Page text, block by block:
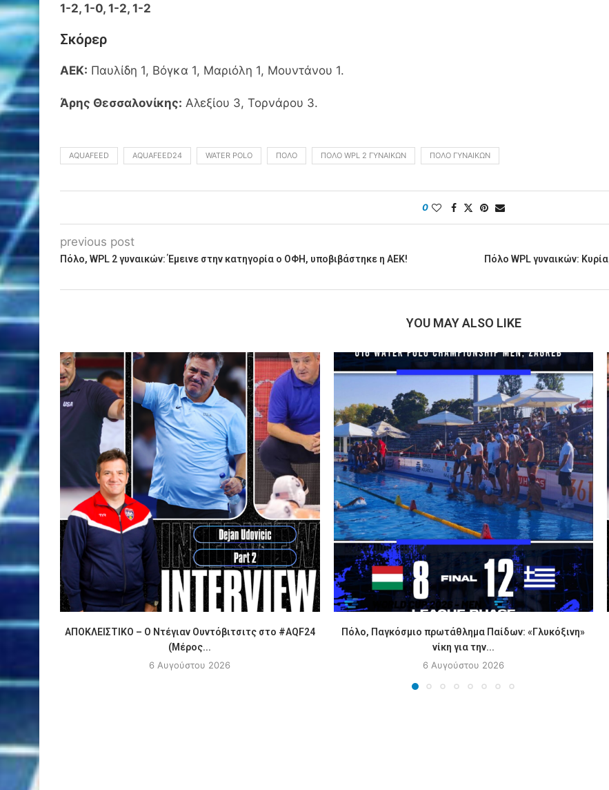
1-2, 1-0, 1-2, 1-2
Σκόρερ
ΑΕΚ: Παυλίδη 1, Βόγκα 1, Μαριόλη 1, Μουντάνου 1.
Άρης Θεσσαλονίκης: Αλεξίου 3, Τορνάρου 3.
AQUAFEED AQUAFEED24 WATER POLO ΠΌΛΟ ΠΌΛΟ WPL 2 ΓΥΝΑΙΚΏΝ ΠΌΛΟ ΓΥΝΑΙΚΏΝ
0
previous post
Πόλο, WPL 2 γυναικών: Έμεινε στην κατηγορία ο ΟΦΗ, υποβιβάστηκε η ΑΕΚ!
Πόλο WPL γυναικών:
YOU MAY ALSO LIKE
ΑΠΟΚΛΕΙΣΤΙΚΟ – Ο Ντέγιαν Ουντόβιτσιτς στο #AQF24
(Μέρος...
6 Αυγούστου 2026
Πόλο, Παγκόσμιο πρωτάθλημα Παίδων: «Γλυκόξινη»
νίκη για την...
6 Αυγούστου 2026